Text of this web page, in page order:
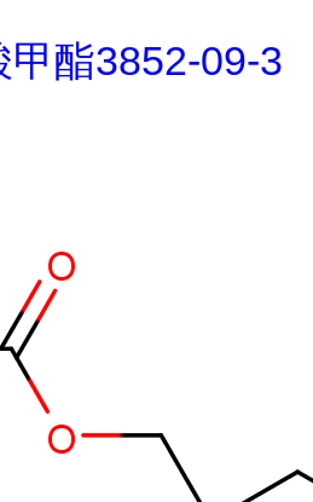
酯3852-09-3